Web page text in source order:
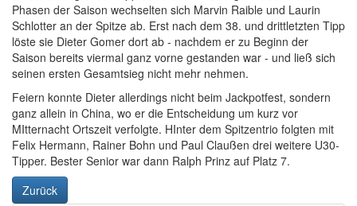
Phasen der Saison wechselten sich Marvin Raible und Laurin
Schlotter an der Spitze ab. Erst nach dem 38. und drittletzten Tipp
löste sie Dieter Gomer dort ab - nachdem er zu Beginn der
Saison bereits viermal ganz vorne gestanden war - und ließ sich
seinen ersten Gesamtsieg nicht mehr nehmen.
Feiern konnte Dieter allerdings nicht beim Jackpotfest, sondern
ganz allein in China, wo er die Entscheidung um kurz vor
MItternacht Ortszeit verfolgte. HInter dem Spitzentrio folgten mit
Felix Hermann, Rainer Bohn und Paul Claußen drei weitere U30-
Tipper. Bester Senior war dann Ralph Prinz auf Platz 7.
Zurück